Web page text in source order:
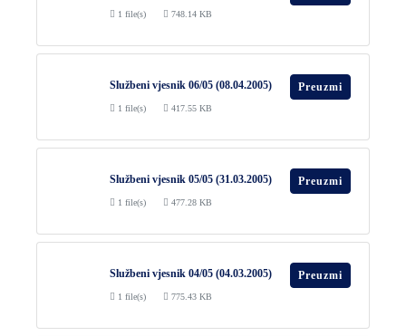
1 file(s) 748.14 KB
Službeni vjesnik 06/05 (08.04.2005)
1 file(s) 417.55 KB
Preuzmi
Službeni vjesnik 05/05 (31.03.2005)
1 file(s) 477.28 KB
Preuzmi
Službeni vjesnik 04/05 (04.03.2005)
1 file(s) 775.43 KB
Preuzmi